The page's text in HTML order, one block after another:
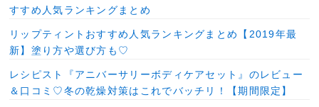
すすめ人気ランキングまとめ
リップティントおすすめ人気ランキングまとめ【2019年最
新】塗り方や選び方も♡
レシピスト『アニバーサリーボディケアセット』のレビュー
＆口コミ♡冬の乾燥対策はこれでバッチリ！【期間限定】